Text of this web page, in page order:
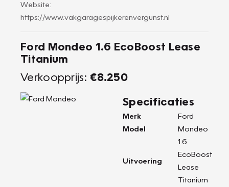
Website:
https://www.vakgaragespijkerenvergunst.nl
Ford Mondeo 1.6 EcoBoost Lease
Titanium
Verkoopprijs: €8.250
Specificaties
Merk
Ford
Model
Mondeo
Uitvoering
1.6
EcoBoost
Lease
Titanium